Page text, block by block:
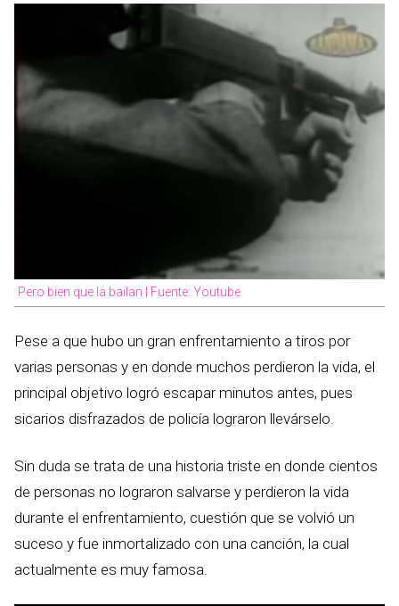
Pero bien que la bailan | Fuente: Youtube
Pese a que hubo un gran enfrentamiento a tiros por
varias personas y en donde muchos perdieron la vida, el
principal objetivo logró escapar minutos antes, pues
sicarios disfrazados de policía lograron llevárselo.
Sin duda se trata de una historia triste en donde cientos
de personas no lograron salvarse y perdieron la vida
durante el enfrentamiento, cuestión que se volvió un
suceso y fue inmortalizado con una canción, la cual
actualmente es muy famosa.